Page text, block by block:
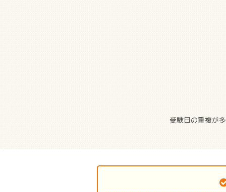
受験日の重複が